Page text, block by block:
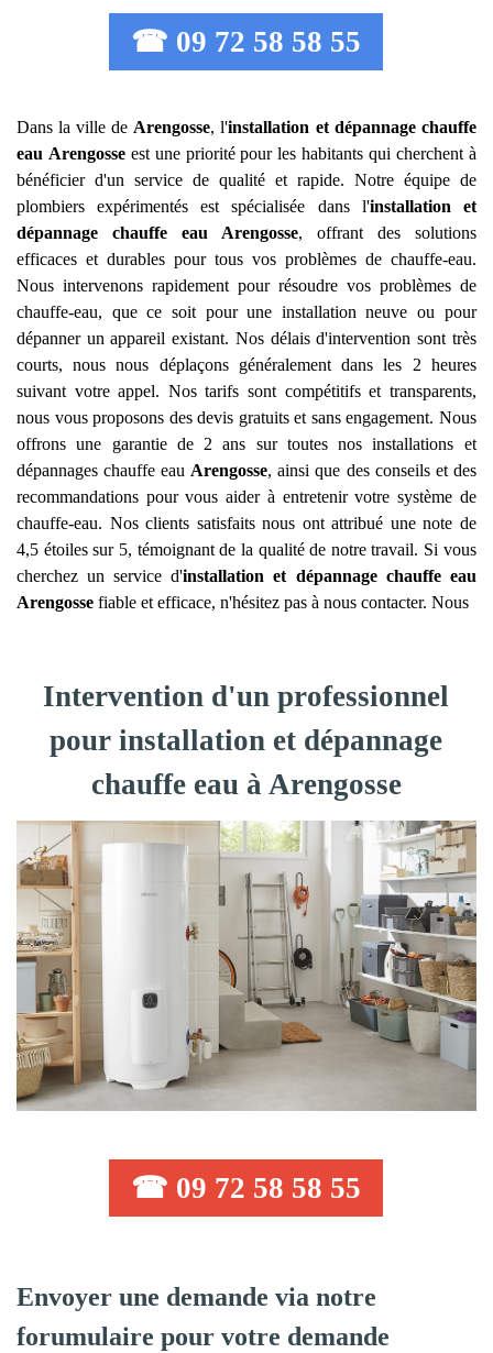
☎ 09 72 58 58 55
Dans la ville de Arengosse, l'installation et dépannage chauffe
eau Arengosseest une priorité pour les habitants qui cherchent à
bénéficier d'un service de qualité et rapide. Notre équipe de
plombiers expérimentés est spécialisée dans l'installation et
dépannage chauffe eau
Arengosse, offrant des solutions
efficaces et durables pour tous vos problèmes de chauffe-eau.
Nous intervenons rapidement pour résoudre vos problèmes de
chauffe-eau, que ce soit pour une installation neuve ou pour
dépanner un appareil existant. Nos délais d'intervention sont très
courts, nous nous déplaçons généralement dans les 2 heures
suivant votre appel. Nos tarifs sont compétitifs et transparents,
nous vous proposons des devis gratuits et sans engagement. Nous
offrons une garantie de 2 ans sur toutes nos installations et
dépannages chauffe eau Arengosse, ainsi que des conseils et des
recommandations pour vous aider à entretenir votre système de
chauffe-eau. Nos clients satisfaits nous ont attribué une note de
4,5 étoiles sur 5, témoignant de la qualité de notre travail. Si vous
cherchez un service d'installation et dépannage chauffe eau
Arengosse fiable et efficace, n'hésitez pas à nous contacter. Nous
Intervention d'un professionnel
pour installation et dépannage
chauffe eau à Arengosse
☎ 09 72 58 58 55
Envoyer une demande via notre
forumulaire pour votre demande